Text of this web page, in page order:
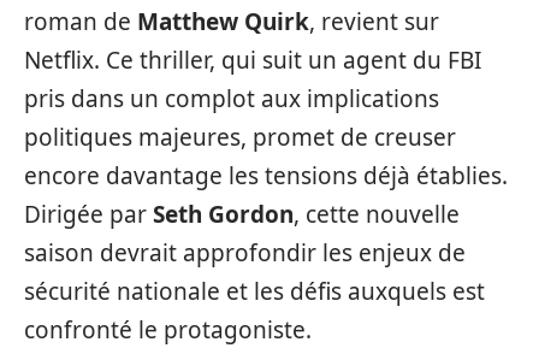
roman de Matthew Quirk, revient sur
Netflix. Ce thriller, qui suit un agent du FBI
pris dans un complot aux implications
politiques majeures, promet de creuser
encore davantage les tensions déjà établies.
Dirigée parSeth Gordon, cette nouvelle
saison devrait approfondir les enjeux de
sécurité nationale et les défis auxquels est
confronté le protagoniste.